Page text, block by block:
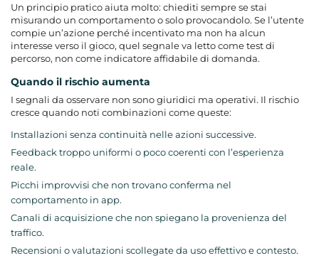
Un principio pratico aiuta molto: chiediti sempre se stai
misurando un comportamento o solo provocandolo. Se l’utente
compie un’azione perché incentivato ma non ha alcun
interesse verso il gioco, quel segnale va letto come test di
percorso, non come indicatore affidabile di domanda.
Quando il rischio aumenta
I segnali da osservare non sono giuridici ma operativi. Il rischio
cresce quando noti combinazioni come queste:
Installazioni senza continuità nelle azioni successive.
Feedback troppo uniformi o poco coerenti con l’esperienza
reale.
Picchi improvvisi che non trovano conferma nel
comportamento in app.
Canali di acquisizione che non spiegano la provenienza del
traffico.
Recensioni o valutazioni scollegate da uso effettivo e contesto.